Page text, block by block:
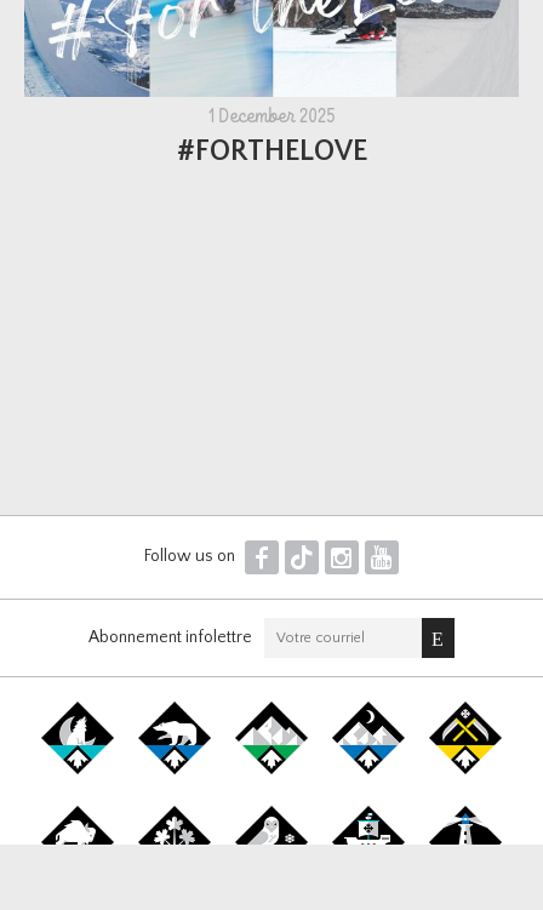
1 December 2025
#FORTHELOVE
Follow us on F T I Y
Abonnement infolettre